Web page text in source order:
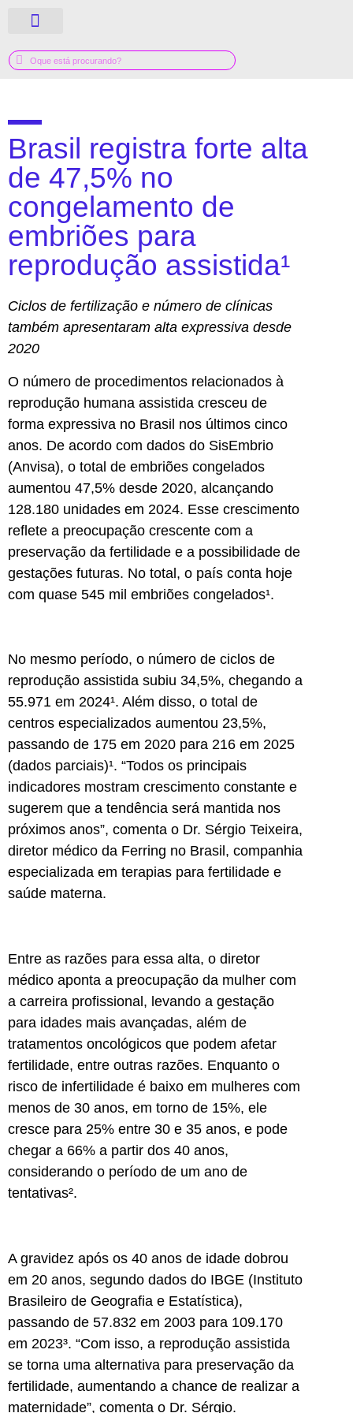
Brasil registra forte alta
de 47,5% no
congelamento de
embriões para
reprodução assistida¹
Ciclos de fertilização e número de clínicas
também apresentaram alta expressiva desde
2020
O número de procedimentos relacionados à
reprodução humana assistida cresceu de
forma expressiva no Brasil nos últimos cinco
anos. De acordo com dados do SisEmbrio
(Anvisa), o total de embriões congelados
aumentou 47,5% desde 2020, alcançando
128.180 unidades em 2024. Esse crescimento
reflete a preocupação crescente com a
preservação da fertilidade e a possibilidade de
gestações futuras. No total, o país conta hoje
com quase 545 mil embriões congelados¹.
No mesmo período, o número de ciclos de
reprodução assistida subiu 34,5%, chegando a
55.971 em 2024¹. Além disso, o total de
centros especializados aumentou 23,5%,
passando de 175 em 2020 para 216 em 2025
(dados parciais)¹. “Todos os principais
indicadores mostram crescimento constante e
sugerem que a tendência será mantida nos
próximos anos”, comenta o Dr. Sérgio Teixeira,
diretor médico da Ferring no Brasil, companhia
especializada em terapias para fertilidade e
saúde materna.
Entre as razões para essa alta, o diretor
médico aponta a preocupação da mulher com
a carreira profissional, levando a gestação
para idades mais avançadas, além de
tratamentos oncológicos que podem afetar
fertilidade, entre outras razões. Enquanto o
risco de infertilidade é baixo em mulheres com
menos de 30 anos, em torno de 15%, ele
cresce para 25% entre 30 e 35 anos, e pode
chegar a 66% a partir dos 40 anos,
considerando o período de um ano de
tentativas².
A gravidez após os 40 anos de idade dobrou
em 20 anos, segundo dados do IBGE (Instituto
Brasileiro de Geografia e Estatística),
passando de 57.832 em 2003 para 109.170
em 2023³. “Com isso, a reprodução assistida
se torna uma alternativa para preservação da
fertilidade, aumentando a chance de realizar a
maternidade”, comenta o Dr. Sérgio.